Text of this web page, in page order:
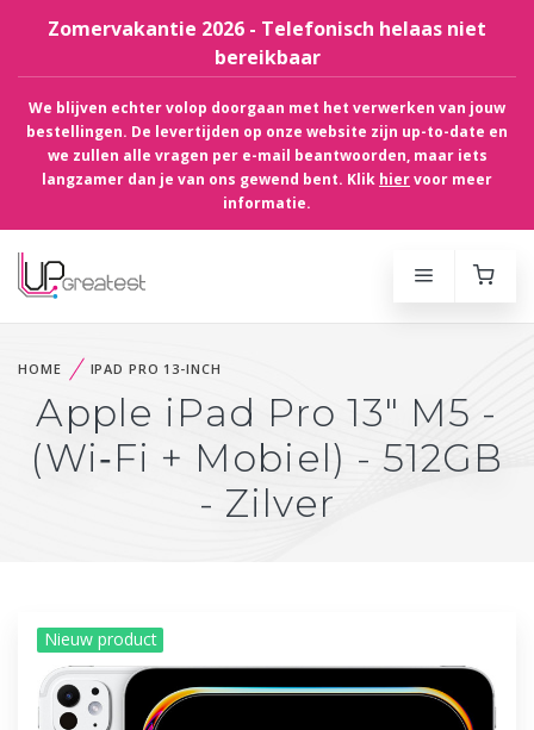
Zomervakantie 2026 - Telefonisch helaas niet
bereikbaar
We blijven echter volop doorgaan met het verwerken van jouw
bestellingen. De levertijden op onze website zijn up-to-date en
we zullen alle vragen per e-mail beantwoorden, maar iets
langzamer dan je van ons gewend bent. Klik hiervoor meer
informatie.
HOME IPAD PRO 13-INCH
Apple iPad Pro 13" M5 -
(Wi‑Fi + Mobiel) - 512GB
- Zilver
Nieuw product